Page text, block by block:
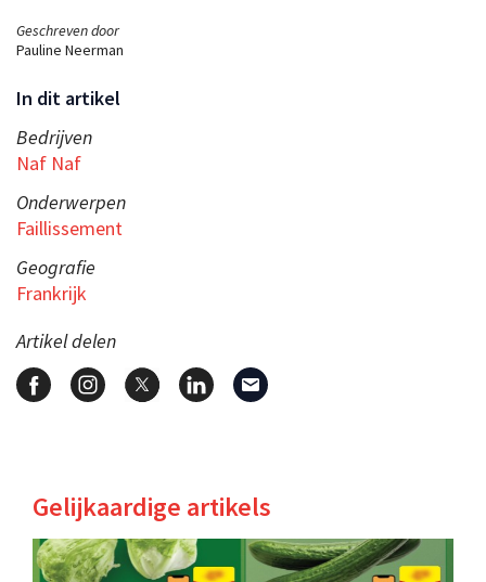
Geschreven door
Pauline Neerman
In dit artikel
Bedrijven
Naf Naf
Onderwerpen
Faillissement
Geografie
Frankrijk
Artikel delen
Gelijkaardige artikels